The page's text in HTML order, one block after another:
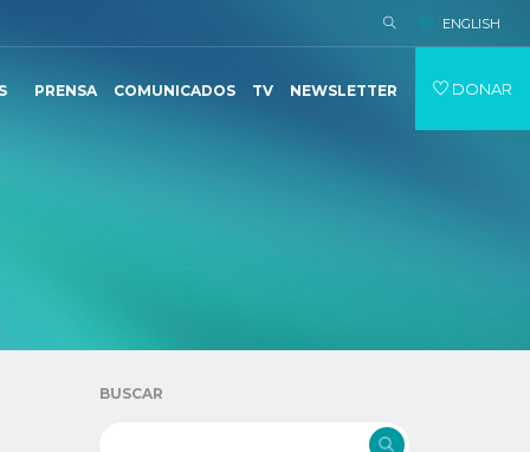
ENGLISH
PRENSA COMUNICADOS TV NEWSLETTER DONAR
BUSCAR